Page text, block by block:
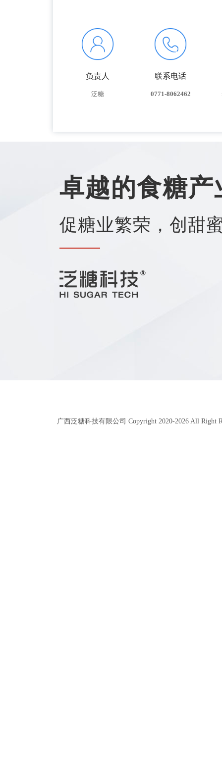
负责人
泛糖
联系电话
0771-8062462
卓越的食糖
促糖业繁荣，创甜
广西泛糖科技有限公司 Copyright 2020-2026 All Right